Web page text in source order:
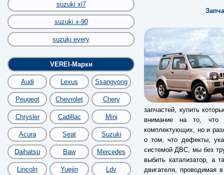
suzuki xl7
suzuki x-90
suzuki every
VEREI-Марки
Audi Lexus Ssangyong
Peugeot Chevrolet Chery
Chrysler Cadillac Mini
Acura Seat Suzuki
Daihatsu Baw Mercedes
Lincoln Yuejin Ldv
запчастей, купить
внимание на то, что
комплектующих, но и
о том, что дефекты,
системой ДВС, мы без
выбить катализатор, а
двигателя, проводимая